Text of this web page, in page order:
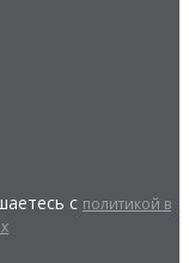
с политикой в